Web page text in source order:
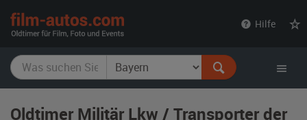
Hilfe
Oldtimer Militär Lkw / Transporter der